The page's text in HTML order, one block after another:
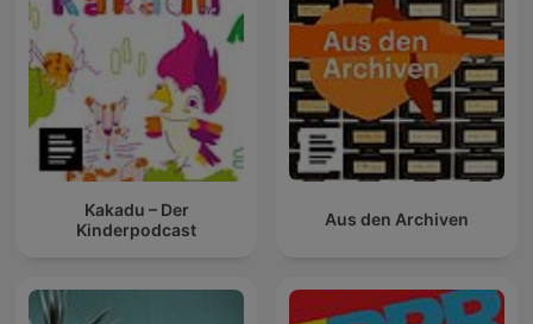
Kakadu – Der
Kinderpodcast
Aus den Archiven